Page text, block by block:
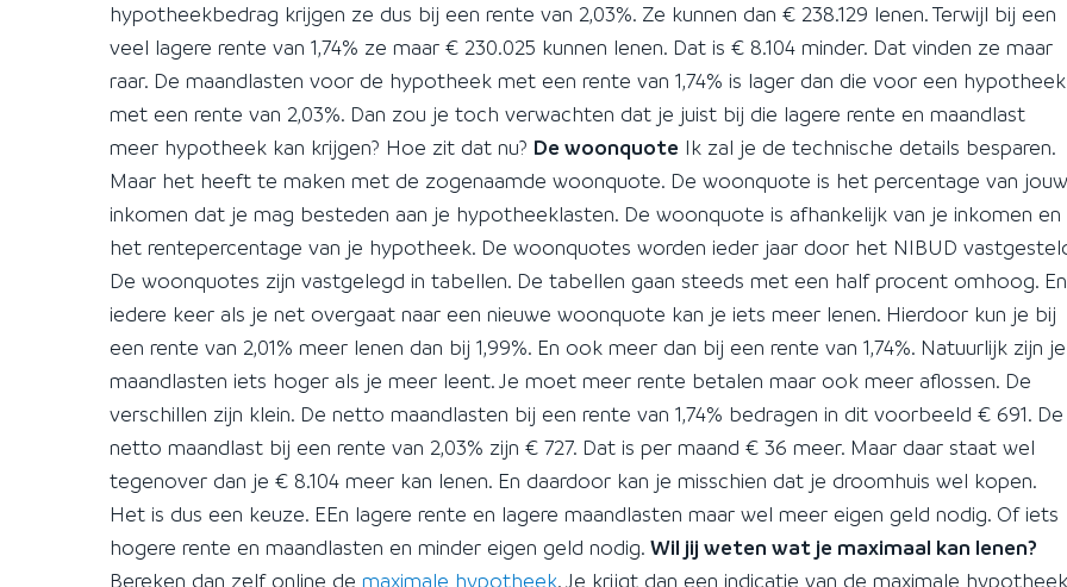
hypotheekbedrag krijgen ze dus bij een rente van 2,03%. Ze kunnen dan € 238.129 lenen. Terwijl bij een
veel lagere rente van 1,74% ze maar € 230.025 kunnen lenen. Dat is € 8.104 minder. Dat vinden ze maar
raar. De maandlasten voor de hypotheek met een rente van 1,74% is lager dan die voor een hypotheek
met een rente van 2,03%. Dan zou je toch verwachten dat je juist bij die lagere rente en maandlast
meer hypotheek kan krijgen? Hoe zit dat nu? De woonquote Ik zal je de technische details besparen.
Maar het heeft te maken met de zogenaamde woonquote. De woonquote is het percentage van jouw
inkomen dat je mag besteden aan je hypotheeklasten. De woonquote is afhankelijk van je inkomen en
het rentepercentage van je hypotheek. De woonquotes worden ieder jaar door het NIBUD
De woonquotes zijn vastgelegd in tabellen. De tabellen gaan steeds met een half procent omhoog. En
iedere keer als je net overgaat naar een nieuwe woonquote kan je iets meer lenen. Hierdoor kun je bij
een rente van 2,01% meer lenen dan bij 1,99%. En ook meer dan bij een rente van 1,74%. Natuurlijk zijn je
maandlasten iets hoger als je meer leent. Je moet meer rente betalen maar ook meer aflossen. De
verschillen zijn klein. De netto maandlasten bij een rente van 1,74% bedragen in dit voorbeeld € 691. De
netto maandlast bij een rente van 2,03% zijn € 727. Dat is per maand € 36 meer. Maar daar staat wel
tegenover dan je € 8.104 meer kan lenen. En daardoor kan je misschien dat je droomhuis wel kopen.
Het is dus een keuze. EEn lagere rente en lagere maandlasten maar wel meer eigen geld nodig. Of iets
hogere rente en maandlasten en minder eigen geld nodig. Wil jij weten wat je maximaal kan lenen?
Bereken dan zelf online de maximale hypotheek. Je krijgt dan een indicatie van de maximale hypotheek